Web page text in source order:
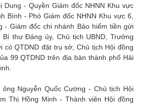
Dung - Quyền Giám đốc NHNN Khu vực
Bình - Phó Giám đốc NHNN Khu vực 6,
- Giám đốc chi nhánh Bảo hiểm tiền gửi
thư Đảng ủy, Chủ tịch UBND, Trưởng
có QTDND đặt trụ sở; Chủ tịch Hội đồng
99 QTDND trên địa bàn thành phố Hải
Nguyễn Quốc Cường - Chủ tịch Hội
Thị Hồng Minh - Thành viên Hội đồng